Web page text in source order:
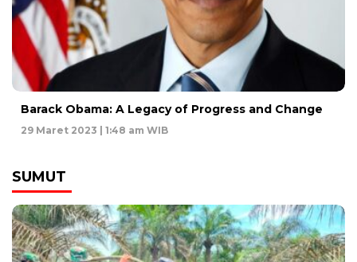
Barack Obama: A Legacy of Progress and Change
29 Maret 2023 | 1:48 am WIB
SUMUT